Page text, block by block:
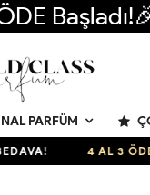
PARFÜM
4 AL 3 ÖDE